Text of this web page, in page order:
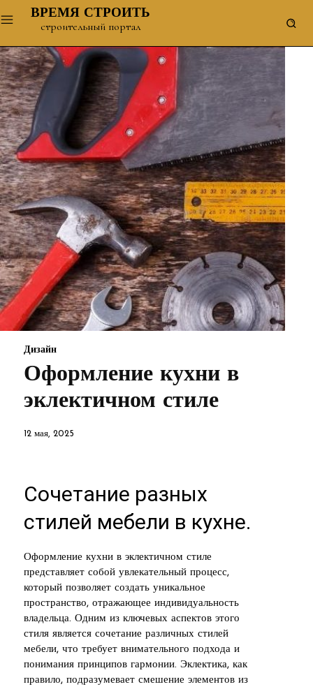
ВРЕМЯ СТРОИТЬ
строительный портал
Дизайн
Оформление кухни в
эклектичном стиле
12 мая, 2025
Сочетание разных
стилей мебели в кухне.
Оформление кухни в эклектичном стиле
представляет собой увлекательный процесс,
который позволяет создать уникальное
пространство, отражающее индивидуальность
владельца. Одним из ключевых аспектов этого
стиля является сочетание различных стилей
мебели, что требует внимательного подхода и
понимания принципов гармонии. Эклектика, как
правило, подразумевает смешение элементов из